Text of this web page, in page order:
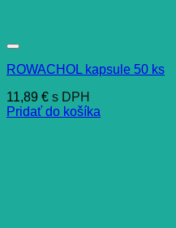
ROWACHOL kapsule 50 ks
11,89 € s DPH
Pridať do košíka